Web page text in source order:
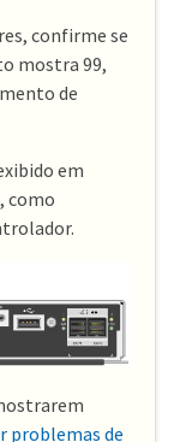
confirme se
mostra 99,
de
em
como
problemas de